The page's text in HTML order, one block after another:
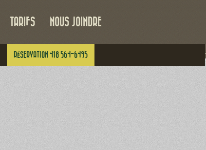
RÉSERVATION 418 564-6495
TARIFS NOUS JOINDRE